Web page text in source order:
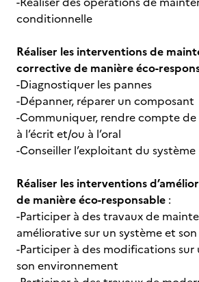
conditionnelle
Réaliser les interventions de
corrective de manière éco-
-Diagnostiquer les pannes
-Dépanner, réparer un composant
-Communiquer, rendre compte
à l’écrit et/ou à l’oral
-Conseiller l’exploitant du système
Réaliser les interventions
de manière éco-responsable :
-Participer à des travaux de
améliorative sur un système et
-Participer à des modifications sur
son environnement